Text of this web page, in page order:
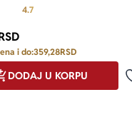
4.7Prosecna ocena je 4.7 od 5
i do:359,28RSD
DODAJ U KORPU